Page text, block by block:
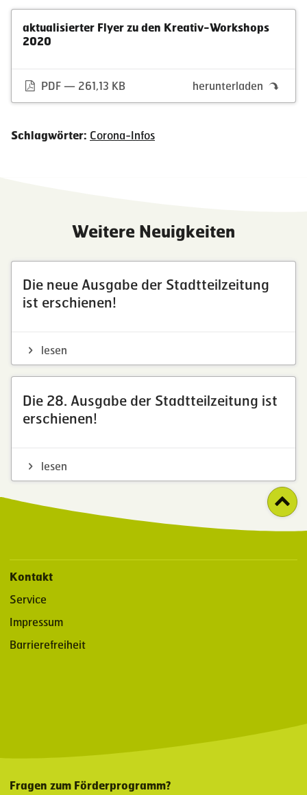
aktualisierter Flyer zu den Kreativ-Workshops
2020
PDF — 261,13 KB herunterladen
Schlagwörter: Corona-Infos
Weitere Neuigkeiten
Die neue Ausgabe der Stadtteilzeitung
ist erschienen!
lesen
Die 28. Ausgabe der Stadtteilzeitung ist
erschienen!
lesen
Kontakt
Service
Impressum
Barrierefreiheit
Fragen zum Förderprogramm?